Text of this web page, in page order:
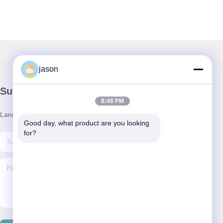
Surat Kabar Kami
Langganan buletin kami untuk diskon dan banyak lagi.
jason
8:46 PM
Good day, what product are you looking
for?